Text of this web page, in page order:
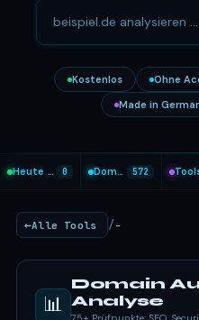
Kostenlos Ohne
Made in
Heute analysiert 0 Domains geprüft 572
Alle Tools / -
📊
Domain
Analyse